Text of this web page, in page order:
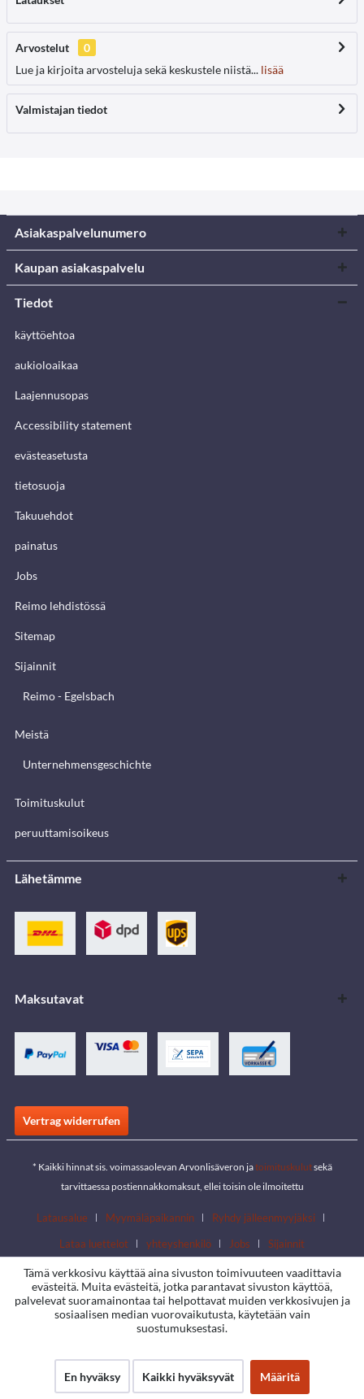
Arvostelut
0
Lue ja kirjoita arvosteluja sekä keskustele niistä... lisää
Valmistajan tiedot
Asiakaspalvelunumero
Kaupan asiakaspalvelu
Tiedot
käyttöehtoa
aukioloaikaa
Laajennusopas
Accessibility statement
evästeasetusta
tietosuoja
Takuuehdot
painatus
Jobs
Reimo lehdistössä
Sitemap
Sijainnit
Reimo - Egelsbach
Meistä
Unternehmensgeschichte
Toimituskulut
peruuttamisoikeus
Lähetämme
Maksutavat
Vertrag widerrufen
* Kaikki hinnat sis. voimassaolevan Arvonlisäveron jatoimituskulutsekä
tarvittaessa postiennakkomaksut, ellei toisin ole ilmoitettu
Latausalue Myymäläpaikannin
Ryhdy jälleenmyyjäksi
Lataa luettelot
yhteyshenkilö Jobs Sijainnit
Tämä verkkosivu käyttää aina sivuston toimivuuteen vaadittavia
evästeitä. Muita evästeitä, jotka parantavat sivuston käyttöä,
palvelevat suoramainontaa tai helpottavat muiden verkkosivujen ja
sosiaalisen median vuorovaikutusta, käytetään vain
suostumuksestasi.
En hyväksy Kaikki hyväksyvät Määritä